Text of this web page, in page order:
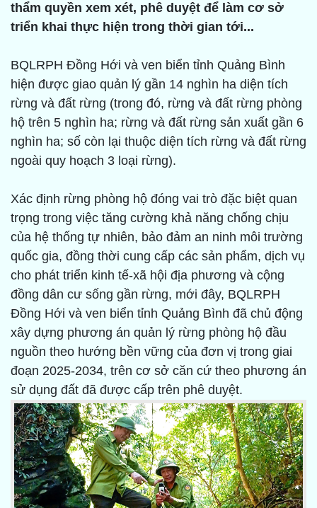
thẩm quyền xem xét, phê duyệt để làm cơ sở
triển khai thực hiện trong thời gian tới...
BQLRPH Đồng Hới và ven biển tỉnh Quảng Bình
hiện được giao quản lý gần 14 nghìn ha diện tích
rừng và đất rừng (trong đó, rừng và đất rừng phòng
hộ trên 5 nghìn ha; rừng và đất rừng sản xuất gần 6
nghìn ha; số còn lại thuộc diện tích rừng và đất rừng
ngoài quy hoạch 3 loại rừng).
Xác định rừng phòng hộ đóng vai trò đặc biệt quan
trọng trong việc tăng cường khả năng chống chịu
của hệ thống tự nhiên, bảo đảm an ninh môi trường
quốc gia, đồng thời cung cấp các sản phẩm, dịch vụ
cho phát triển kinh tế-xã hội địa phương và cộng
đồng dân cư sống gần rừng, mới đây, BQLRPH
Đồng Hới và ven biển tỉnh Quảng Bình đã chủ động
xây dựng phương án quản lý rừng phòng hộ đầu
nguồn theo hướng bền vững của đơn vị trong giai
đoạn 2025-2034, trên cơ sở căn cứ theo phương án
sử dụng đất đã được cấp trên phê duyệt.